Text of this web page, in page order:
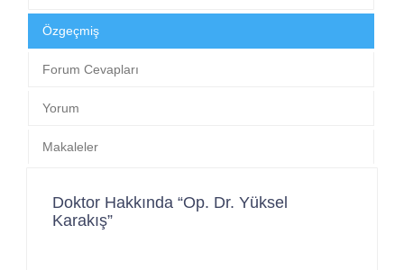
Özgeçmiş
Forum Cevapları
Yorum
Makaleler
Doktor Hakkında “Op. Dr. Yüksel
Karakış”